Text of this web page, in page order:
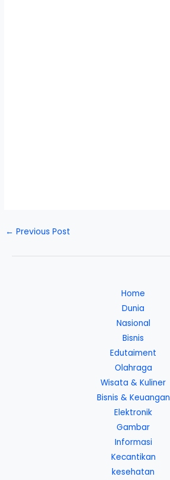
← Previous Post
Home
Dunia
Nasional
Bisnis
Edutaiment
Olahraga
Wisata & Kuliner
Bisnis & Keuangan
Elektronik
Gambar
Informasi
Kecantikan
kesehatan